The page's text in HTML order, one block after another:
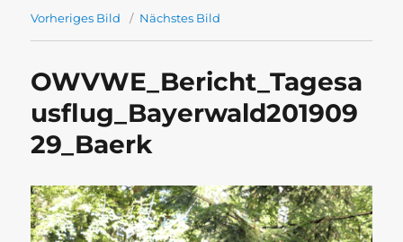
Vorheriges Bild Nächstes Bild
OWVWE_Bericht_Tagesa
usflug_Bayerwald201909
29_Baerk